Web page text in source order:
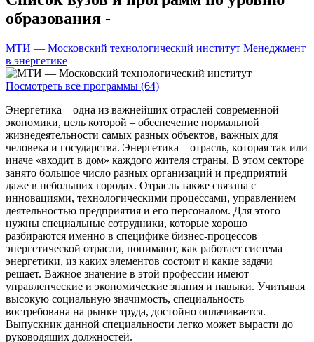
образования -
МТИ — Московский технологический институт Менеджмент
в энергетике
Посмотреть все программы (64)
Энергетика – одна из важнейших отраслей современной
экономики, цель которой – обеспечение нормальной
жизнедеятельности самых разных объектов, важных для
человека и государства. Энергетика – отрасль, которая так или
иначе «входит в дом» каждого жителя страны. В этом секторе
занято большое число разных организаций и предприятий
даже в небольших городах. Отрасль также связана с
инновациями, технологическими процессами, управлением
деятельностью предприятия и его персоналом. Для этого
нужны специальные сотрудники, которые хорошо
разбираются именно в специфике бизнес-процессов
энергетической отрасли, понимают, как работает система
энергетики, из каких элементов состоит и какие задачи
решает. Важное значение в этой профессии имеют
управленческие и экономические знания и навыки. Учитывая
высокую социальную значимость, специальность
востребована на рынке труда, достойно оплачивается.
Выпускник данной специальности легко может вырасти до
руководящих должностей.